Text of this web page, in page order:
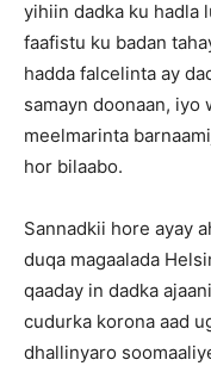
yihiin dadka ku hadla
faafistu ku badan
hadda falcelinta ay
samayn doonaan, iyo
meelmarinta
hor bilaabo.
Sannadkii hore ayay
duqa magaalada
qaaday in dadka
cudurka korona aad
dhallinyaro